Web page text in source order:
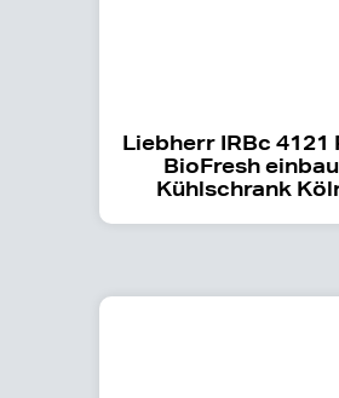
Liebherr IRBc 4121
BioFresh einbau
Kühlschrank